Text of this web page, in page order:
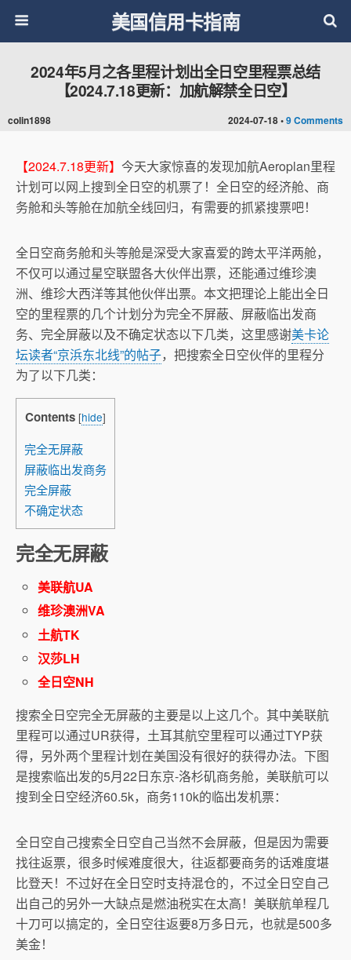
美国信用卡指南
2024-07-18 •9 Comments
2024年5月之各里程计划出全日空里程票总结
【2024.7.18更新：加航解禁全日空】
colin1898
【2024.7.18更新】 今天大家惊喜的发现加航Aeroplan里程
计划可以网上搜到全日空的机票了！全日空的经济舱、商
务舱和头等舱在加航全线回归，有需要的抓紧搜票吧！
全日空商务舱和头等舱是深受大家喜爱的跨太平洋两舱，
不仅可以通过星空联盟各大伙伴出票，还能通过维珍澳
洲、维珍大西洋等其他伙伴出票。本文把理论上能出全日
空的里程票的几个计划分为完全不屏蔽、屏蔽临出发商
务、完全屏蔽以及不确定状态以下几类，这里感谢美卡论
坛读者“京浜东北线”的帖子，把搜索全日空伙伴的里程分
为了以下几类：
Contents [hide]
完全无屏蔽
屏蔽临出发商务
完全屏蔽
不确定状态
完全无屏蔽
美联航UA
维珍澳洲VA
土航TK
汉莎LH
全日空NH
搜索全日空完全无屏蔽的主要是以上这几个。其中美联航
里程可以通过UR获得，土耳其航空里程可以通过TYP获
得，另外两个里程计划在美国没有很好的获得办法。下图
是搜索临出发的5月22日东京-洛杉矶商务舱，美联航可以
搜到全日空经济60.5k，商务110k的临出发机票：
全日空自己搜索全日空自己当然不会屏蔽，但是因为需要
找往返票，很多时候难度很大，往返都要商务的话难度堪
比登天！不过好在全日空时支持混仓的，不过全日空自己
出自己的另外一大缺点是燃油税实在太高！美联航单程几
十刀可以搞定的，全日空往返要8万多日元，也就是500多
美金！